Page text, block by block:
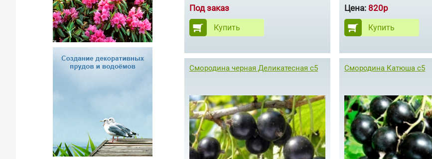
Под заказ
Купить
Цена: 820р
Купить
Смородина черная Деликатесная с5 Смородина Катюша с5